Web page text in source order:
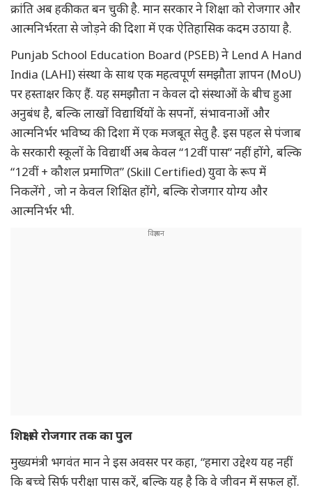
क्रांति अब हकीकत बन चुकी है. मान सरकार ने शिक्षा को रोजगार और
आत्मनिर्भरता से जोड़ने की दिशा में एक ऐतिहासिक कदम उठाया है.
Punjab School Education Board (PSEB) ने Lend A Hand
India (LAHI) संस्था के साथ एक महत्वपूर्ण समझौता ज्ञापन (MoU)
पर हस्ताक्षर किए हैं. यह समझौता न केवल दो संस्थाओं के बीच हुआ
अनुबंध है, बल्कि लाखों विद्यार्थियों के सपनों, संभावनाओं और
आत्मनिर्भर भविष्य की दिशा में एक मजबूत सेतु है. इस पहल से पंजाब
के सरकारी स्कूलों के विद्यार्थी अब केवल “12वीं पास” नहीं होंगे, बल्कि
“12वीं + कौशल प्रमाणित” (Skill Certified) युवा के रूप में
निकलेंगे , जो न केवल शिक्षित होंगे, बल्कि रोजगार योग्य और
आत्मनिर्भर भी.
शिक्षा से रोजगार तक का पुल
मुख्यमंत्री भगवंत मान ने इस अवसर पर कहा, “हमारा उद्देश्य यह नहीं
कि बच्चे सिर्फ परीक्षा पास करें, बल्कि यह है कि वे जीवन में सफल हों.